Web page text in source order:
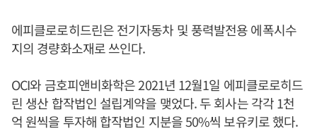
에피클로로히드린은 전기자동차 및 풍력발전용 에폭시수
지의 경량화소재로 쓰인다.
OCI와 금호피앤비화학은 2021년 12월1일 에피클로로히드
린 생산 합작법인 설립계약을 맺었다. 두 회사는 각각 1천
억 원씩을 투자해 합작법인 지분을 50%씩 보유키로 했다.